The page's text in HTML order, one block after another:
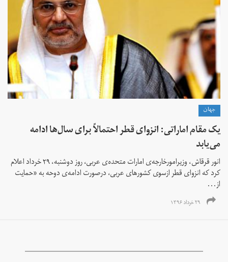
جهان
یک مقام اماراتی: انزوای قطر احتمالاً برای سال‌ها ادامه
می‌یابد
انور قرقاش، وزیرامورخارجه‌ی امارات متحده‌ی عربی، روز دوشنبه، ۲۹ خرداد اعلام
کرد که انزوای قطر ازسوی کشورهای عربی، درصورت ادامه‌ی دوحه به «حمایت
از...
۲۹ خرداد ۱۳۹۶